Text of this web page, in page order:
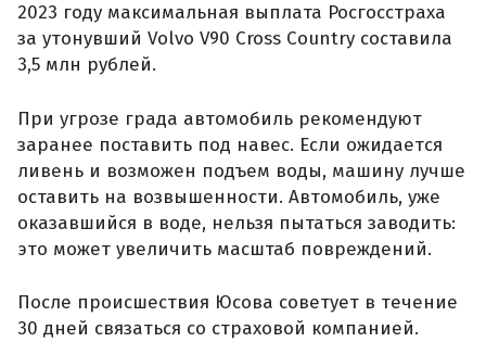
2023 году максимальная выплата Росгосстраха
за утонувший Volvo V90 Cross Country составила
3,5 млн рублей.
При угрозе града автомобиль рекомендуют
заранее поставить под навес. Если ожидается
ливень и возможен подъем воды, машину лучше
оставить на возвышенности. Автомобиль, уже
оказавшийся в воде, нельзя пытаться заводить:
это может увеличить масштаб повреждений.
После происшествия Юсова советует в течение
30 дней связаться со страховой компанией.